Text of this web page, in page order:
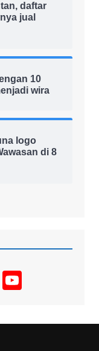
daftar
jual
10
wira
logo
di 8
Y
u